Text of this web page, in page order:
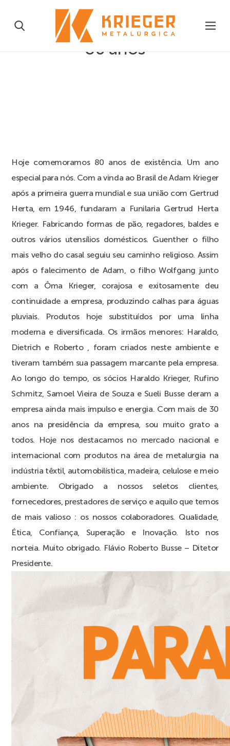
80 anos
Hoje comemoramos 80 anos de existência. Um ano
especial para nós. Com a vinda ao Brasil de Adam Krieger
após a primeira guerra mundial e sua união com Gertrud
Herta, em 1946, fundaram a Funilaria Gertrud Herta
Krieger. Fabricando formas de pão, regadores, baldes e
outros vários utensílios domésticos. Guenther o filho
mais velho do casal seguiu seu caminho religioso. Assim
após o falecimento de Adam, o filho Wolfgang junto
com a Ôma Krieger, corajosa e exitosamente deu
continuidade a empresa, produzindo calhas para águas
pluviais. Produtos hoje substituídos por uma linha
moderna e diversificada. Os irmãos menores: Haraldo,
Dietrich e Roberto , foram criados neste ambiente e
tiveram também sua passagem marcante pela empresa.
Ao longo do tempo, os sócios Haraldo Krieger, Rufino
Schmitz, Samoel Vieira de Souza e Sueli Busse deram a
empresa ainda mais impulso e energia. Com mais de 30
anos na presidência da empresa, sou muito grato a
todos. Hoje nos destacamos no mercado nacional e
internacional com produtos na área de metalurgia na
indústria têxtil, automobilística, madeira, celulose e meio
ambiente. Obrigado a nossos seletos clientes,
fornecedores, prestadores de serviço e aquilo que temos
de mais valioso : os nossos colaboradores. Qualidade,
Ética, Confiança, Superação e Inovação. Isto nos
norteia. Muito obrigado. Flávio Roberto Busse – Ditetor
Presidente.